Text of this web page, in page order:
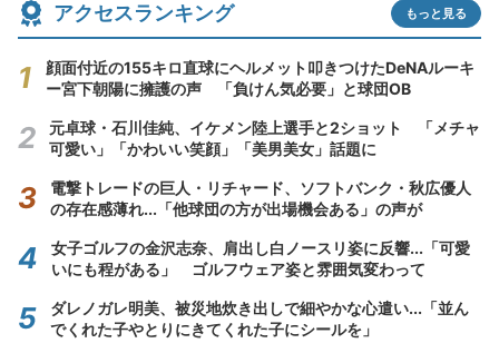
アクセスランキング もっと見る
顔面付近の155キロ直球にヘルメット叩きつけたDeNAルーキ
ー宮下朝陽に擁護の声 「負けん気必要」と球団OB
元卓球・石川佳純、イケメン陸上選手と2ショット 「メチャ
可愛い」「かわいい笑顔」「美男美女」話題に
電撃トレードの巨人・リチャード、ソフトバンク・秋広優人
の存在感薄れ...「他球団の方が出場機会ある」の声が
女子ゴルフの金沢志奈、肩出し白ノースリ姿に反響...「可愛
いにも程がある」 ゴルフウェア姿と雰囲気変わって
ダレノガレ明美、被災地炊き出しで細やかな心遣い...「並ん
でくれた子やとりにきてくれた子にシールを」